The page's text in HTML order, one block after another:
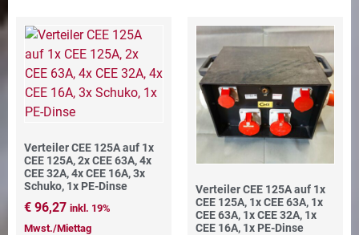
Verteiler CEE 125A auf 1x
CEE 125A, 2x CEE 63A, 4x
CEE 32A, 4x CEE 16A, 3x
Schuko, 1x PE-Dinse
€ 96,27 inkl. 19%
Mwst./Miettag
Verteiler CEE 125A auf 1x
CEE 125A, 1x CEE 63A, 1x
CEE 63A, 1x CEE 32A, 1x
CEE 16A, 1x PE-Dinse